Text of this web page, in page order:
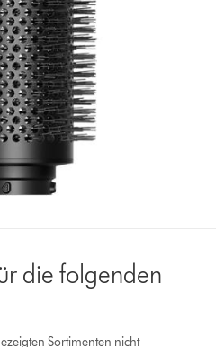
die folgenden
Sortimenten nicht